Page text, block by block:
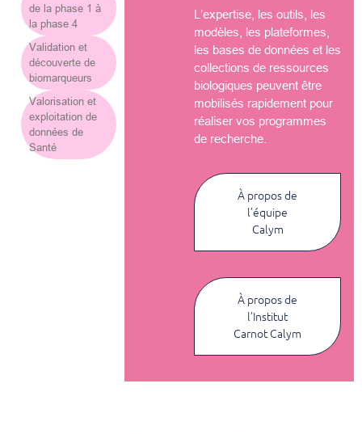
de la phase 1 à
la phase 4
Validation et
découverte de
biomarqueurs
Valorisation et
exploitation de
données de
Santé
L’expertise, les outils, les
modèles, les plateformes,
les bases de données et les
collections de ressources
biologiques peuvent être
mobilisés rapidement pour
réaliser vos programmes
de recherche.
À propos de
l’équipe
Calym
À propos de
l’Institut
Carnot Calym